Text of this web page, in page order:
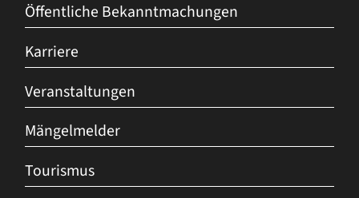
Öffentliche Bekanntmachungen
Karriere
Veranstaltungen
Mängelmelder
Tourismus